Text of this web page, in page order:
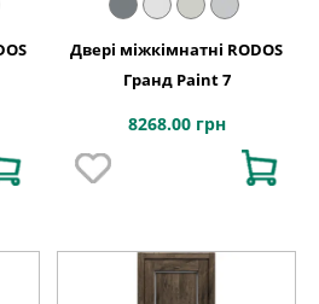
Двері міжкімнатні RODOS
Гранд Paint 7
8268.00 грн